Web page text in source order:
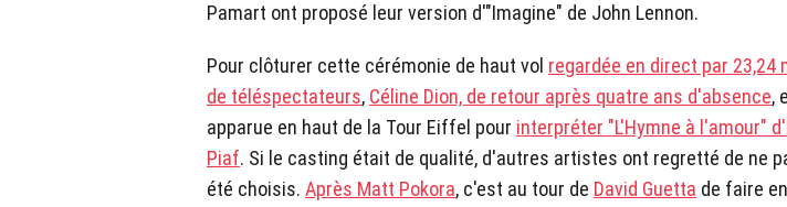
Pamart ont proposé leur version d'"Imagine" de John Lennon.
Pour clôturer cette cérémonie de haut vol regardée en direct par 23,24
de téléspectateurs, Céline Dion, de retour après quatre ans d'absence,
apparue en haut de la Tour Eiffel pour interpréter "L'Hymne à l'amour"
Piaf. Si le casting était de qualité, d'autres artistes ont regretté de ne
été choisis. Après Matt Pokora, c'est au tour de David Guetta de faire